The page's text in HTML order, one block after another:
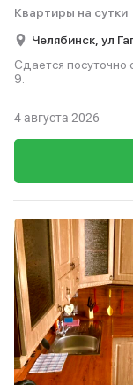
Квартиры на сутки
Челябинск, ул
Сдается посуточно
9.
4 августа 2026